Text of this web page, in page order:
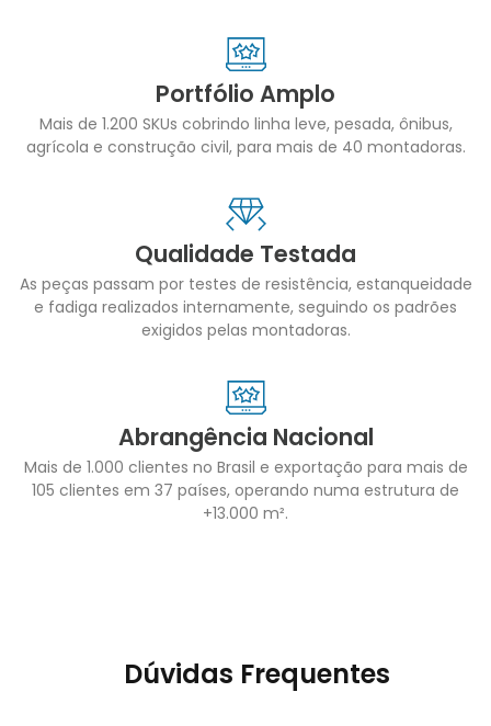
Portfólio Amplo
Mais de 1.200 SKUs cobrindo linha leve, pesada, ônibus,
agrícola e construção civil, para mais de 40 montadoras.
Qualidade Testada
As peças passam por testes de resistência, estanqueidade
e fadiga realizados internamente, seguindo os padrões
exigidos pelas montadoras.
Abrangência Nacional
Mais de 1.000 clientes no Brasil e exportação para mais de
105 clientes em 37 países, operando numa estrutura de
+13.000 m².
Dúvidas Frequentes